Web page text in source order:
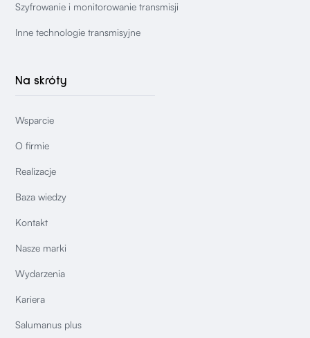
Szyfrowanie i monitorowanie transmisji
Inne technologie transmisyjne
Na skróty
Wsparcie
O firmie
Realizacje
Baza wiedzy
Kontakt
Nasze marki
Wydarzenia
Kariera
Salumanus plus